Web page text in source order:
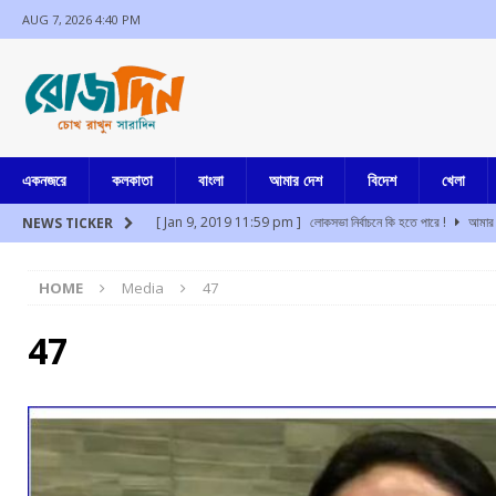
AUG 7, 2026 4:40 PM
একনজরে কলকাতা বাংলা আমার দেশ বিদেশ খেলা
NEWS TICKER [ Jan 9, 2019 11:59 pm ] লোকসভা নির্বাচনে কি হতে পারে !
আমার
[ Aug 7, 2026 1:00 pm ]
[ Aug 7, 2026 12:05 pm ] অসুস্থ মিঠুন চক্রবর্তীকে দেখতে
[ Jul 17, 2024 3:35 pm ] চুরির অপবাদে একই পরিবারের ৩ সদস্যকে
HOME Media 47
47